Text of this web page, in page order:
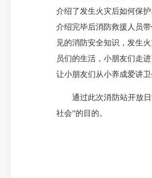
介绍了发生火灾后如何保
介绍完毕后消防救援人员
见的消防安全知识，发生
员们的生活，小朋友们走
让小朋友们从小养成爱讲
通过此次消防站开放日
社会”的目的。